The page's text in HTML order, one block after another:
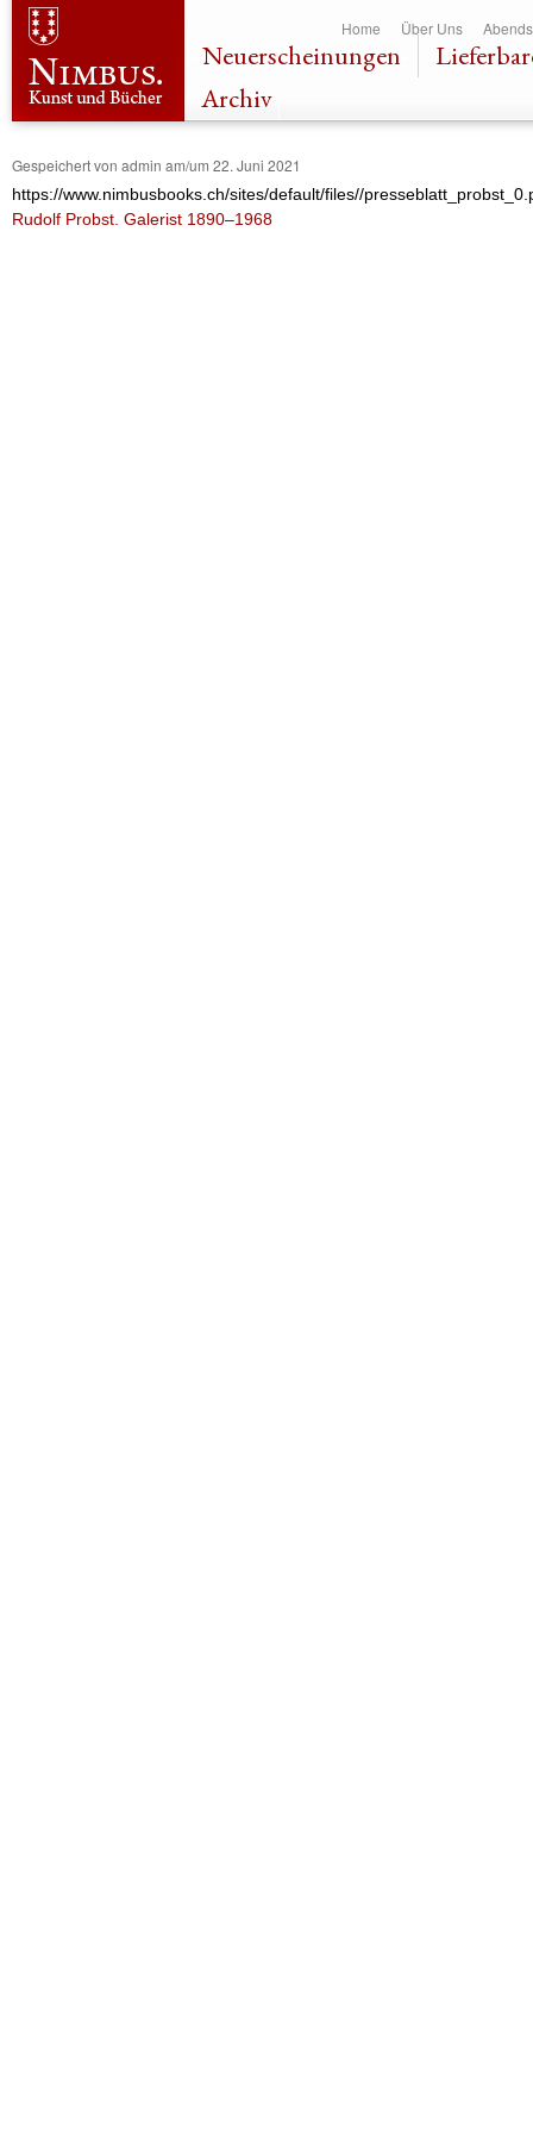
Home Über Uns
Neuerscheinungen
Archiv
Gespeichert von admin am/um 22. Juni 2021
https://www.nimbusbooks.ch/sites/default/files//
Rudolf Probst. Galerist 1890–1968